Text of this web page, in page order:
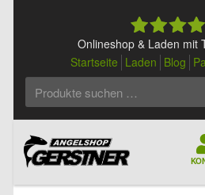
Onlineshop & Laden mit
Startseite Laden Blog